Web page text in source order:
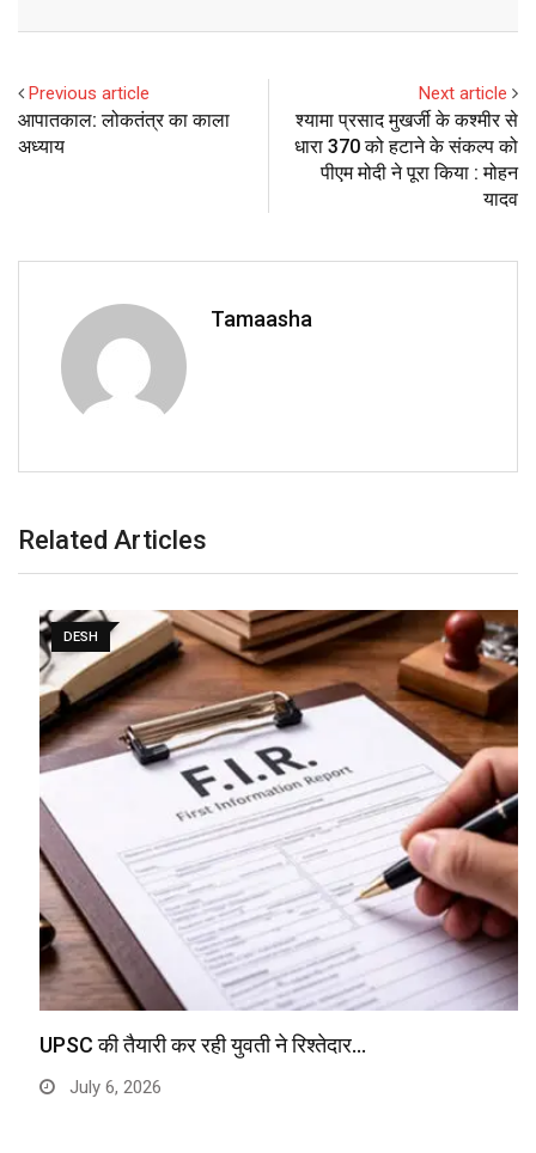
Previous article
आपातकाल: लोकतंत्र का काला
अध्‍याय
Next article
श्यामा प्रसाद मुखर्जी के कश्मीर से
धारा 370 को हटाने के संकल्प को
पीएम मोदी ने पूरा किया : मोहन
यादव
Tamaasha
Related Articles
DESH
UPSC की तैयारी कर रही युवती ने रिश्तेदार…
July 6, 2026